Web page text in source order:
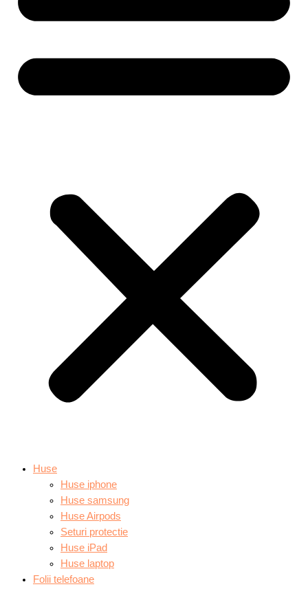
Huse
Huse iphone
Huse samsung
Huse Airpods
Seturi protectie
Huse iPad
Huse laptop
Folii telefoane